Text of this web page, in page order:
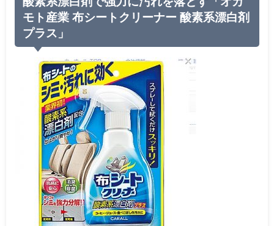
モト産業 布シートクリーナー 酸素系漂白剤
プラス」